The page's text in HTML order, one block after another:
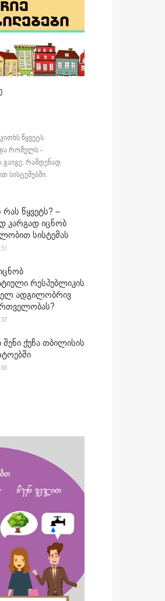
წყვეტს
რომელს -
გაიგე, რამდენად
სისტემებში.
რას წყვეტს? –
კარგად იცნობ
სისტემას
რესპუბლიკის
ადგილობრივ
შენი ქუჩა თბილისის